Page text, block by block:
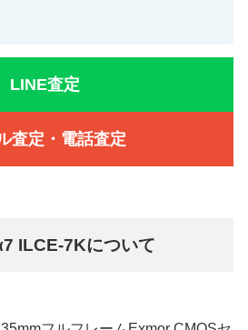
LINE査定
査定・電話査定
ILCE-7Kについて